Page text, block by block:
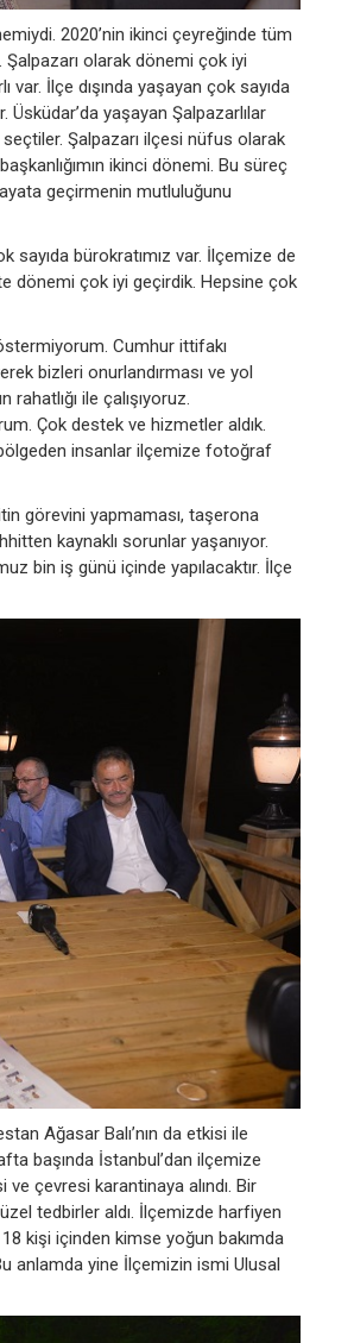
2020’nin ikinci çeyreğinde tüm
olarak dönemi çok iyi
var. İlçe dışında yaşayan çok sayıda
Üsküdar’da yaşayan Şalpazarlılar
seçtiler. Şalpazarı ilçesi nüfus olarak
ikinci dönemi. Bu süreç
geçirmenin mutluluğunu
bürokratımız var. İlçemize de
dönemi çok iyi geçirdik. Hepsine çok
Cumhur ittifakı
bizleri onurlandırması ve yol
ile çalışıyoruz.
Çok destek ve hizmetler aldık.
insanlar ilçemize fotoğraf
görevini yapmaması, taşerona
kaynaklı sorunlar yaşanıyor.
bin iş günü içinde yapılacaktır. İlçe
Ağasar Balı’nın da etkisi ile
başında İstanbul’dan ilçemize
ve çevresi karantinaya alındı. Bir
tedbirler aldı. İlçemizde harfiyen
kişi içinden kimse yoğun bakımda
anlamda yine İlçemizin ismi Ulusal